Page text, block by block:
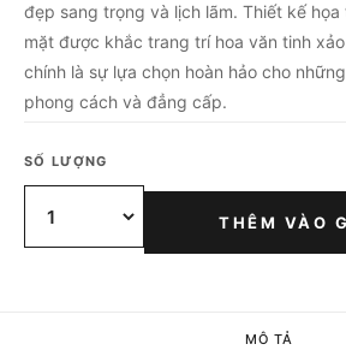
đẹp sang trọng và lịch lãm. Thiết kế
mặt được khắc trang trí hoa văn tinh
chính là sự lựa chọn hoàn hảo cho
phong cách và đẳng cấp.
SỐ LƯỢNG
THÊM VÀO
MÔ TẢ